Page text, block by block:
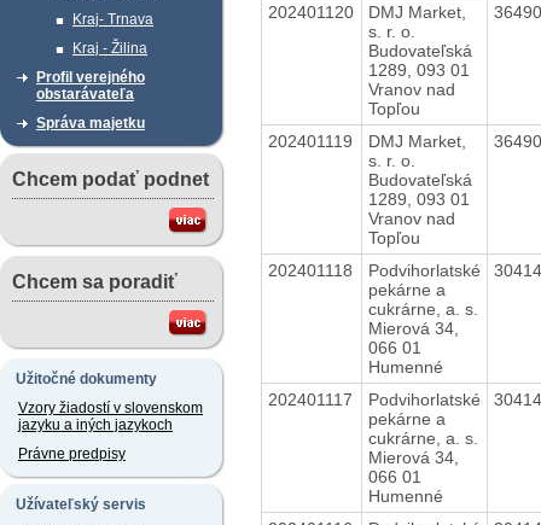
Kraj- Trnava
Kraj - Žilina
Profil verejného
obstarávateľa
Správa majetku
Chcem podať podnet
Chcem sa poradiť
Užitočné dokumenty
Vzory žiadostí v slovenskom
jazyku a iných jazykoch
Právne predpisy
Užívateľský servis
202401120
DMJ Market,
s. r. o.
Budovateľská
1289, 093 01
Vranov nad
Topľou
202401119
DMJ Market,
s. r. o.
Budovateľská
1289, 093 01
Vranov nad
Topľou
202401118
Podvihorlatské
pekárne a
cukrárne, a. s.
Mierová 34,
066 01
Humenné
202401117
Podvihorlatské
pekárne a
cukrárne, a. s.
Mierová 34,
066 01
Humenné